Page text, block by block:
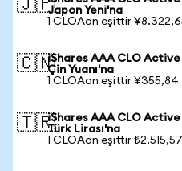
🇯🇵Japon Yeni'na
1 CLOAon eşittir
🇨🇳iShares AAA CLO
Çin Yuanı'na
1 CLOAon eşittir ¥355,84
🇹🇷iShares AAA CLO
Türk Lirası'na
1 CLOAon eşittir ₺2.515,57